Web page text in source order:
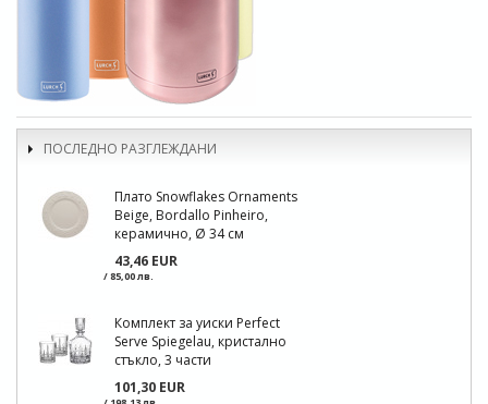
ПОСЛЕДНО РАЗГЛЕЖДАНИ
Плато Snowflakes Ornaments
Beige, Bordallo Pinheiro,
керамично, Ø 34 см
43,46 EUR
/ 85,00 лв.
Комплект за уиски Perfect
Serve Spiegelau, кристално
стъкло, 3 части
101,30 EUR